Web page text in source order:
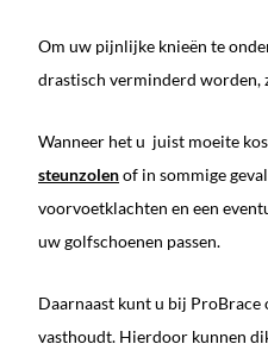
Om uw pijnlijke knieën te
drastisch verminderd worden,
Wanneer het u juist moeite
steunzolenof in sommige
voorvoetklachten en een
uw golfschoenen passen.
Daarnaast kunt u bij
vasthoudt. Hierdoor kunnen